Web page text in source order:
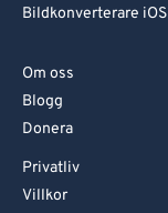
Bildkonverterare iOS
Om oss
Blogg
Donera
Privatliv
Villkor